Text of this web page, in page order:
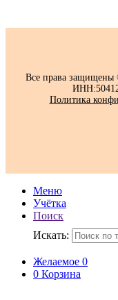
Все права защищены
Политика
Меню
Учётка
Поиск
Искать:
Желаемое 0
0 Корзина